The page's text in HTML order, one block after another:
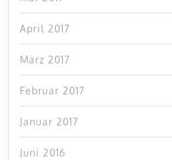
April 2017
März 2017
Februar 2017
Januar 2017
Juni 2016